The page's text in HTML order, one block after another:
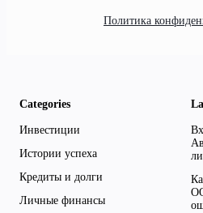
Политика
Categories
Инвестиции
Истории успеха
Кредиты и долги
Личные финансы